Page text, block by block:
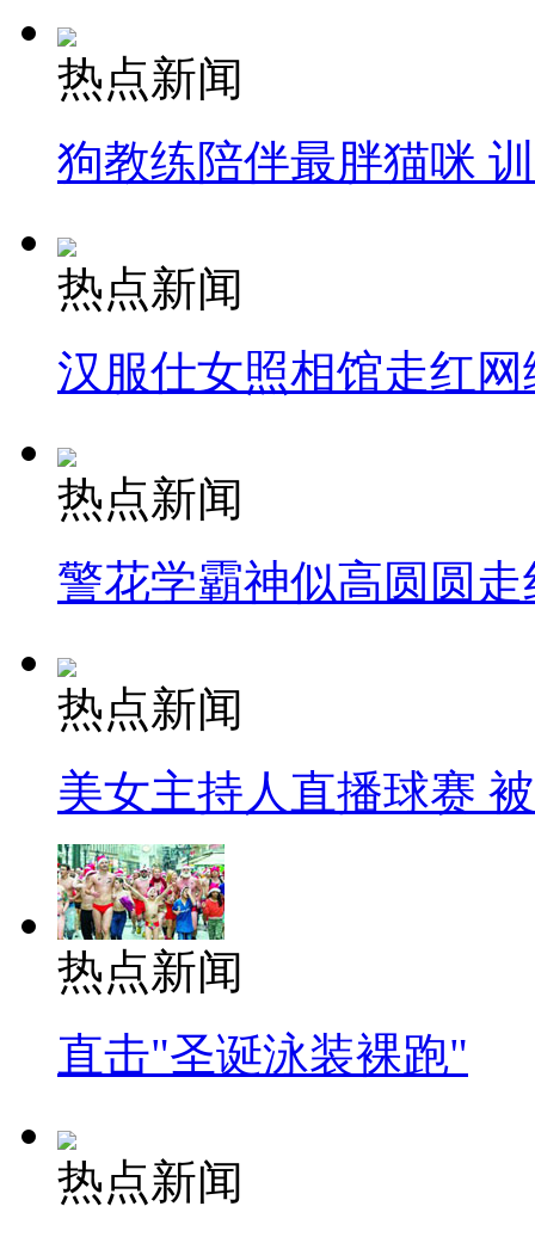
热点新闻
狗教练陪伴最胖猫咪
热点新闻
汉服仕女照相馆走红网
热点新闻
警花学霸神似高圆圆走
热点新闻
美女主持人直播球赛
热点新闻
直击"圣诞泳装裸跑"
热点新闻